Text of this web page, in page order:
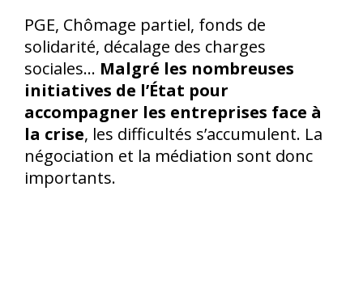
PGE, Chômage partiel, fonds de
solidarité, décalage des charges
sociales… Malgré les nombreuses
initiatives de l’État pour
accompagner les entreprises face à
la crise, les difficultés s’accumulent. La
négociation et la médiation sont donc
importants.